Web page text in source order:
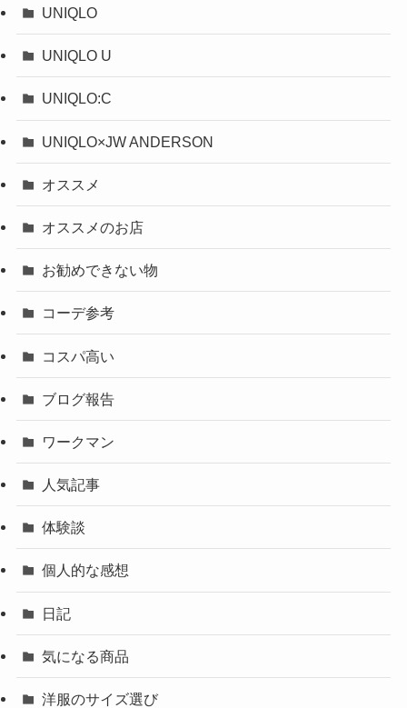
UNIQLO
UNIQLO U
UNIQLO:C
UNIQLO×JW ANDERSON
オススメ
オススメのお店
お勧めできない物
コーデ参考
コスパ高い
ブログ報告
ワークマン
人気記事
体験談
個人的な感想
日記
気になる商品
洋服のサイズ選び